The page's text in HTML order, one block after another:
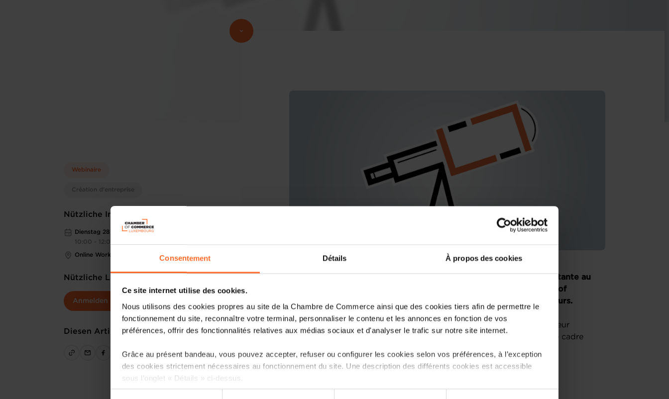
Consentement Détails À propos des cookies
Ce site internet utilise des cookies.
Nous utilisons des cookies propres au site de la Chambre de Commerce ainsi que des cookies tiers afin de permettre le
fonctionnement du site, reconnaître votre terminal, personnaliser le contenu et les annonces en fonction de vos
préférences, offrir des fonctionnalités relatives aux médias sociaux et d'analyser le trafic sur notre site internet.
Grâce au présent bandeau, vous pouvez accepter, refuser ou configurer les cookies selon vos préférences, à l’exception
des cookies strictement nécessaires au fonctionnement du site. Une description des différents cookies est accessible
sous l’onglet « Détails » ci-dessus.
Webinaire
Création d'entreprise
Nützliche Informationen
Dienstag 28 Nov 2023
10:00 - 12:00
Online Workshop
Nützliche Links
Anmelden
Diesen Artikel teilen
Vous lancez un nouveau business ou reprenez une entreprise existante au
Luxembourg? Laissez-vous guider par les conseillers de la House of
Entrepreneurship, le point de contact unique pour les entrepreneurs.
Comment? Participez à une prochaine session « le parcours du créateur
d’entreprise au Luxembourg», qui vous informera sur l’écosystème, le cadre